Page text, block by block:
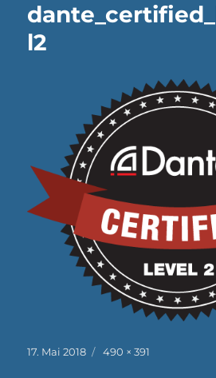
l2
Veröffentlicht
17. Mai 2018 Originalgröße
490 × 391